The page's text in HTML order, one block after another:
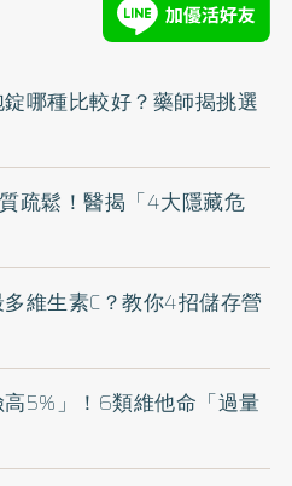
哪種比較好？藥師揭挑選
疏鬆！醫揭「4大隱藏危
維生素C？教你4招儲存營
5%」！6類維他命「過量